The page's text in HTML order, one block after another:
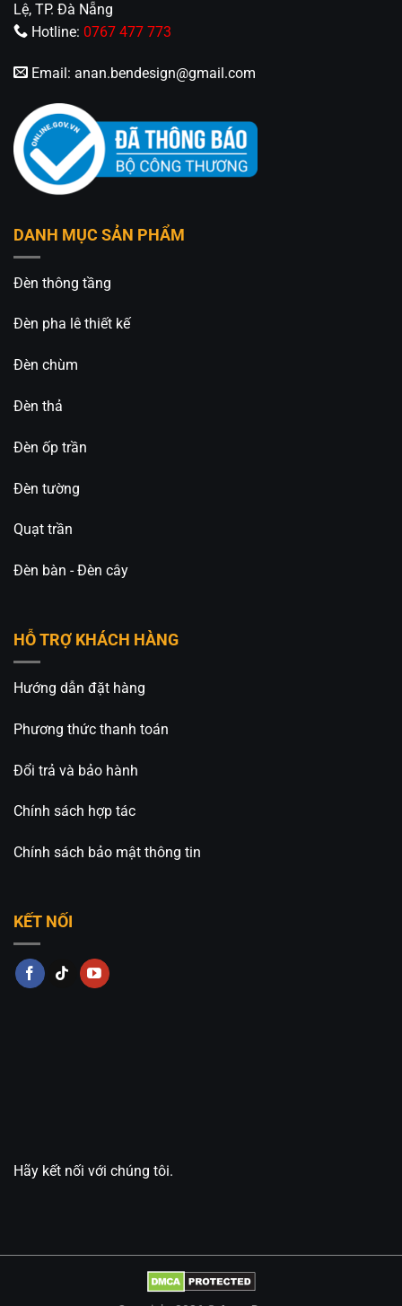
Đèn Bàn Gỗ An An Decor
đèn tường hiện đại chất lượng cao. Bên cạnh đó,
chúng tôi còn tự thiết kế và sản xuất các mẫu đèn
tường theo ý tưởng khách hàng đưa ra. Chúng tôi
lắp đặt và bảo trì tận tình, chu đáocho quý khách!
công nghiệpcủa chúng tôi. Hoặc liên hệ với nhân
điện trực tiếp choAn An Decor
Lệ, TP. Đà Nẵng
Hotline: 0767 477 773
Email: anan.bendesign@gmail.com
DANH MỤC SẢN PHẨM
Đèn thông tầng
Đèn pha lê thiết kế
Đèn chùm
Đèn thả
Đèn ốp trần
Đèn tường
Quạt trần
Đèn bàn - Đèn cây
HỖ TRỢ KHÁCH HÀNG
Hướng dẫn đặt hàng
Phương thức thanh toán
Đổi trả và bảo hành
Chính sách hợp tác
Chính sách bảo mật thông tin
KẾT NỐI
Hãy kết nối với chúng tôi.